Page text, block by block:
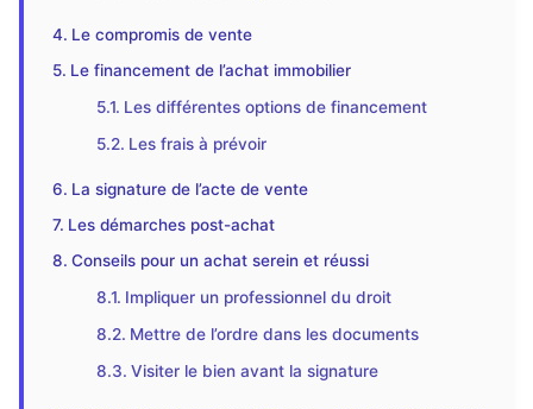
Le compromis de vente
Le financement de l’achat immobilier
Les différentes options de financement
Les frais à prévoir
La signature de l’acte de vente
Les démarches post-achat
Conseils pour un achat serein et réussi
Impliquer un professionnel du droit
Mettre de l’ordre dans les documents
Visiter le bien avant la signature